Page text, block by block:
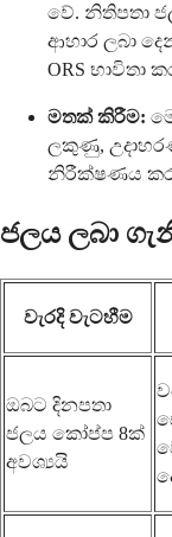
වේ. නිතිපතා
ආහාර ලබා
ORS භාවිතා
මතක් කිරීම:
ලකුණු,
නිරීක්ෂණය
ජලය ලබා
වැරදි වැටහීම
ඔබට දිනපතා
ජලය කෝප්ප 8ක්
අවශ්‍යයි